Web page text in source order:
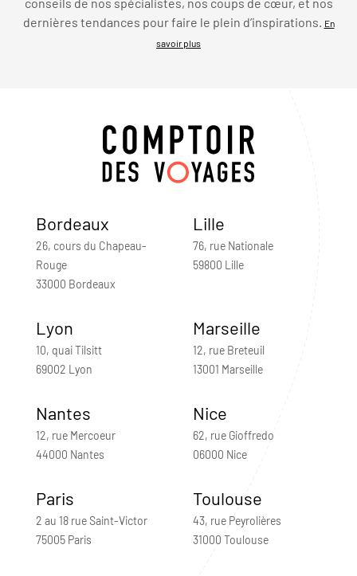
dernières tendances pour faire le plein d’inspirations.
En
savoir plus
Bordeaux
26, cours du Chapeau-
Rouge
33000 Bordeaux
Lille
76, rue Nationale
59800 Lille
Lyon
10, quai Tilsitt
69002 Lyon
Marseille
12, rue Breteuil
13001 Marseille
Nantes
12, rue Mercoeur
44000 Nantes
Nice
62, rue Gioffredo
06000 Nice
Paris
2 au 18 rue Saint-Victor
75005 Paris
Toulouse
43, rue Peyrolières
31000 Toulouse